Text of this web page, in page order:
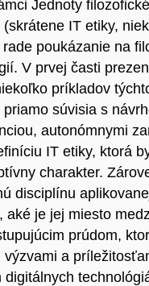
Jednoty
IT etiky,
poukázanie na
V prvej časti
príkladov
súvisia s
autonómnymi
IT etiky, ktorá
charakter.
disciplínu
je jej miesto
prúdom,
a